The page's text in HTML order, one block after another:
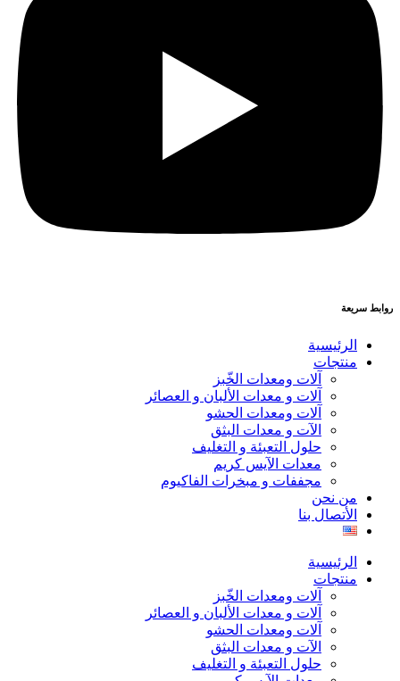
روابط سريعة
الرئيسية
منتجات
آلات ومعدات الخّبز
آلات و معدات الألبان و العصائر
آلات ومعدات الحشو
الآت و معدات البثق
حلول التعبئة و التغليف
معدات الآيس كريم
مجففات و مبخرات الفاكيوم
من نحن
الأتصال بنا
الرئيسية
منتجات
آلات ومعدات الخّبز
آلات و معدات الألبان و العصائر
آلات ومعدات الحشو
الآت و معدات البثق
حلول التعبئة و التغليف